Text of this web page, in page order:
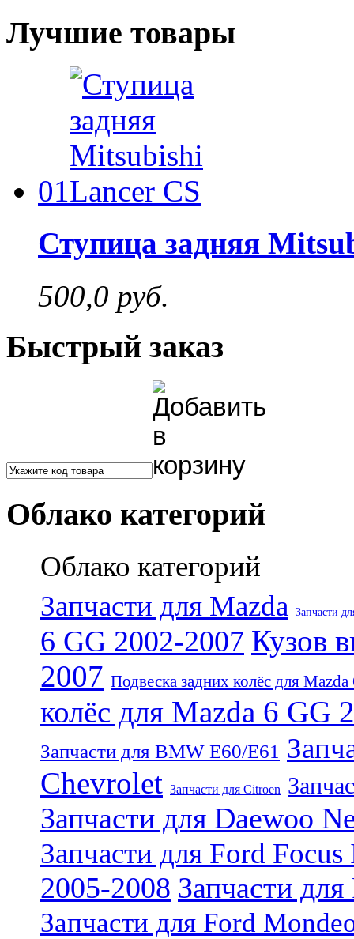
Лучшие товары
01
Ступица задняя
500,0 руб.
Быстрый заказ
Облако категорий
Облако категорий
Запчасти для Mazda Запчасти
6 GG 2002-2007 Кузов
2007 Подвеска задних колёс для
колёс для Mazda 6 GG
Запчасти для BMW E60/E61
Chevrolet Запчасти для Citroen
Запчасти для Daewoo
Запчасти для Ford Focus
2005-2008 Запчасти
Запчасти для Ford